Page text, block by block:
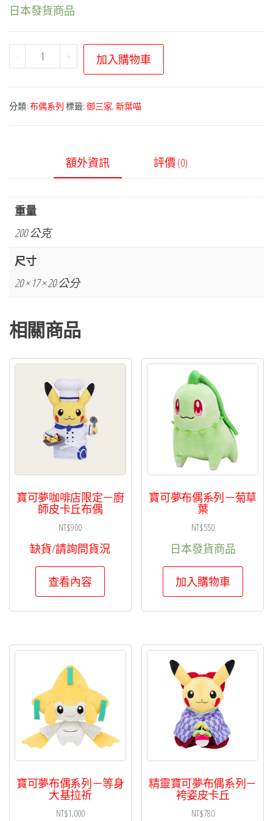
日本發貨商品
-
可
布
葉
數
量
+ 加入購物車
分類: 布偶系列 標籤: 御三家, 新葉喵
額外資訊 評價 (0)
重量
200 公克
尺寸
20 × 17 × 20 公分
相關商品
寶可夢咖啡店限定－廚
師皮卡丘布偶
NT$900
缺貨/請詢問貨況
查看內容
寶可夢布偶系列－菊草
葉
NT$550
日本發貨商品
加入購物車
寶可夢布偶系列－等身
大基拉祈
NT$1,000
精靈寶可夢布偶系列－
袴姿皮卡丘
NT$780